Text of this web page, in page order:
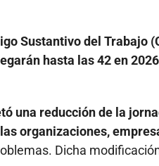
Sustantivo del Trabajo
hasta las 42 en
una reducción de la
organizaciones,
Dicha